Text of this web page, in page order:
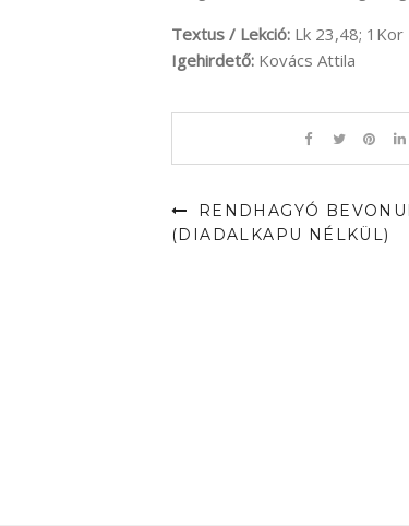
Textus / Lekció: Lk 23,48; 1Kor
Igehirdető: Kovács Attila
RENDHAGYÓ
(DIADALKAPU NÉLKÜL)